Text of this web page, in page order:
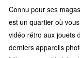
Connu pour ses
est un quartier où
vidéo rétro aux jouets
derniers appareils